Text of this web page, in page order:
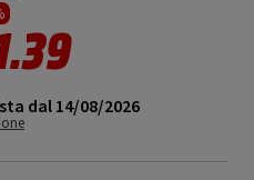
da
dal 14/08/2026